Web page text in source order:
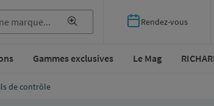
Rendez-vous
Gammes exclusives Le Mag
de contrôle